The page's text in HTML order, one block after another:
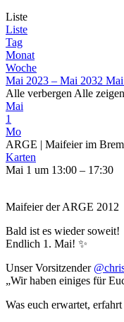
Liste
Liste
Tag
Monat
Woche
Mai 2023 – Mai 2032
Alle verbergen Alle zeigen
Mai
1
Mo
ARGE | Maifeier im
Karten
Mai 1 um 13:00 – 17:30
Maifeier der ARGE 2012
Bald ist es wieder soweit!
Endlich 1. Mai! ✨
Unser Vorsitzender
„Wir haben einiges für
Was euch erwartet,